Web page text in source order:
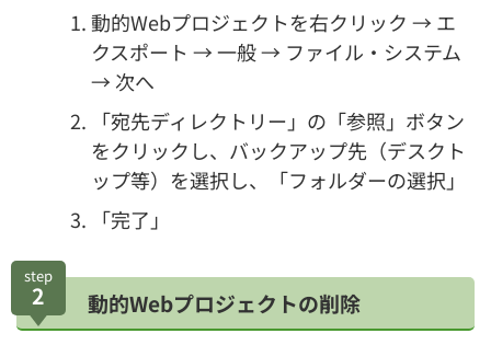
動的Webプロジェクトを右クリック → エ
クスポート → 一般 → ファイル・システム
→ 次へ
「宛先ディレクトリー」の「参照」ボタン
をクリックし、バックアップ先（デスクト
ップ等）を選択し、「フォルダーの選択」
「完了」
step
2 動的Webプロジェクトの削除